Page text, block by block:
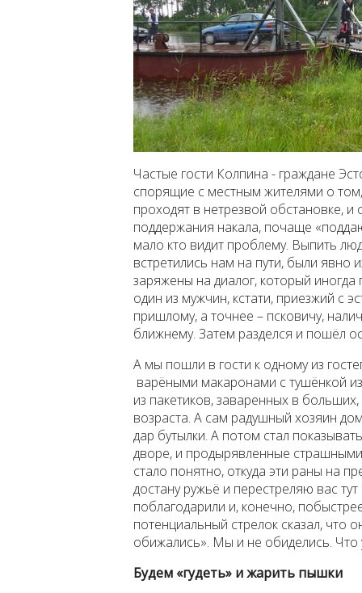
Частые гости Колпина - граждане
спорящие с местным жителями о
проходят в нетрезвой обстановке, и
поддержания накала, почаще
мало кто видит проблему. Выпить
встретились нам на пути, были явно
заряжены на диалог, который иногда
один из мужчин, кстати, приезжий с
пришлому, а точнее – псковичу,
ближнему. Затем разделся и пошёл
А мы пошли в гости к одному из
варёными макаронами с тушёнкой
из пакетиков, заваренных в
возраста. А сам радушный хозяин
дар бутылки. А потом стал
дворе, и продырявленные
стало понятно, откуда эти раны на
достану ружьё и перестреляю вас
поблагодарили и, конечно,
потенциальный стрелок сказал,
обижались». Мы и не обиделись. Что
Будем «гудеть» и жарить пышки